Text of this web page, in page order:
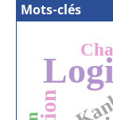
Mots-clés